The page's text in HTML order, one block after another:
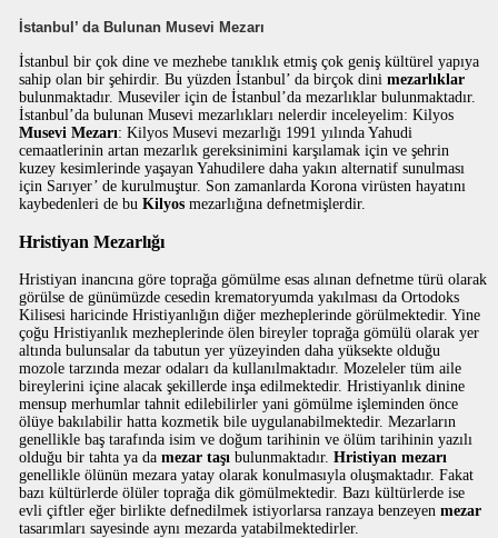
İstanbul’ da Bulunan Musevi Mezarı
İstanbul bir çok dine ve mezhebe tanıklık etmiş çok geniş kültürel yapıya
sahip olan bir şehirdir. Bu yüzden İstanbul’ da birçok dinimezarlıklar
bulunmaktadır. Museviler için de İstanbul’da mezarlıklar bulunmaktadır.
İstanbul’da bulunan Musevi mezarlıkları nelerdir inceleyelim: Kilyos
Musevi Mezarı: Kilyos Musevi mezarlığı 1991 yılında Yahudi
cemaatlerinin artan mezarlık gereksinimini karşılamak için ve şehrin
kuzey kesimlerinde yaşayan Yahudilere daha yakın alternatif sunulması
için Sarıyer’ de kurulmuştur. Son zamanlarda Korona virüsten hayatını
kaybedenleri de buKilyos mezarlığına defnetmişlerdir.
Hristiyan Mezarlığı
Hristiyan inancına göre toprağa gömülme esas alınan defnetme türü olarak
görülse de günümüzde cesedin krematoryumda yakılması da Ortodoks
Kilisesi haricinde Hristiyanlığın diğer mezheplerinde görülmektedir. Yine
çoğu Hristiyanlık mezheplerinde ölen bireyler toprağa gömülü olarak yer
altında bulunsalar da tabutun yer yüzeyinden daha yüksekte olduğu
mozole tarzında mezar odaları da kullanılmaktadır. Mozeleler tüm aile
bireylerini içine alacak şekillerde inşa edilmektedir. Hristiyanlık dinine
mensup merhumlar tahnit edilebilirler yani gömülme işleminden önce
ölüye bakılabilir hatta kozmetik bile uygulanabilmektedir. Mezarların
genellikle baş tarafında isim ve doğum tarihinin ve ölüm tarihinin yazılı
olduğu bir tahta ya damezar taşı bulunmaktadır.Hristiyan mezarı
genellikle ölünün mezara yatay olarak konulmasıyla oluşmaktadır. Fakat
bazı kültürlerde ölüler toprağa dik gömülmektedir. Bazı kültürlerde ise
evli çiftler eğer birlikte defnedilmek istiyorlarsa ranzaya benzeyenmezar
tasarımları sayesinde aynı mezarda yatabilmektedirler.